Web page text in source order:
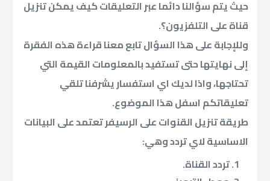
حيث يتم سؤالنا دائما عبر التعليقات كيف يمكن تنزيل
قناة على التلفزيون؟.
وللإجابة على هذا السؤال تابع معنا قراءة هذه الفقرة
إلى نهايتها حتى تستفيد بالمعلومات القيمة التي
تحتاجها، واذا لديك اي استفسار يشرفنا تلقي
تعليقاتكم اسفل هذا الموضوع.
طريقة تنزيل القنوات على الرسيفر تعتمد على البيانات
الاساسية لاي تردد وهي:
تردد القناة.